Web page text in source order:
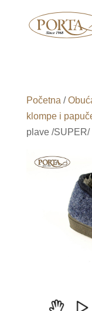
Početna /
klompe i
plave /SUPER/